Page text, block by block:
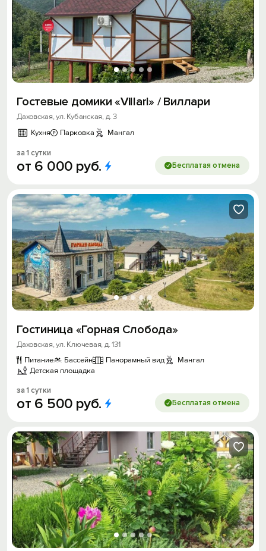
Гостевые домики «Villari» / Виллари
Даховская, ул. Кубанская, д. 3
Кухня
Парковка Мангал
за 1 сутки
от 6 000 руб. Бесплатая отмена
Гостиница «Горная Слобода»
Даховская, ул. Ключевая, д. 131
Питание
Бассейн Панорамный вид
Мангал
Детская площадка
за 1 сутки
от 6 500 руб. Бесплатая отмена